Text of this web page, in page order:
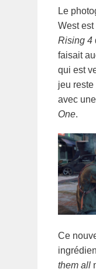
Le
West est
Rising 4
faisait
qui est
jeu
avec
One.
Ce
them all